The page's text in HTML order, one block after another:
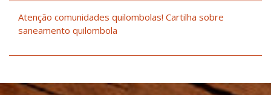
Atenção comunidades quilombolas! Cartilha sobre
saneamento quilombola